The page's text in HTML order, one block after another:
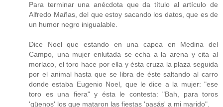
Para terminar una anécdota que da título al artículo de
Alfredo Mañas, del que estoy sacando los datos, que es de
un humor negro inigualable.
Dice Noel que estando en una capea en Medina del
Campo, una mujer enlutada se echa a la arena y cita al
morlaco, el toro hace por ella y ésta cruza la plaza seguida
por el animal hasta que se libra de éste saltando al carro
donde estaba Eugenio Noel, que le dice a la mujer: "ese
toro es una fiera" y ésta le contesta: "Bah, para toros
'güenos' los que mataron las fiestas 'pasás' a mi marido".